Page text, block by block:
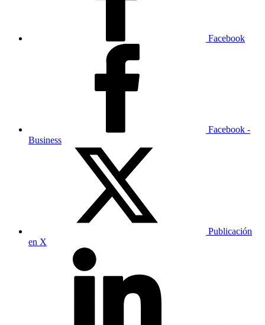
Facebook
Facebook -
Business
Publicación
en X